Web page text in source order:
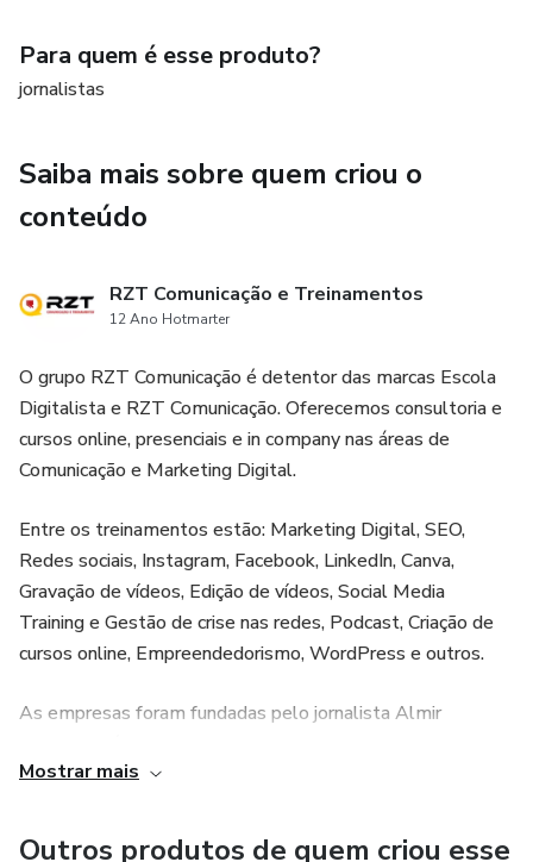
Para quem é esse produto?
jornalistas
Saiba mais sobre quem criou o
conteúdo
RZT Comunicação e Treinamentos
12 Ano Hotmarter
O grupo RZT Comunicação é detentor das marcas Escola
Digitalista e RZT Comunicação. Oferecemos consultoria e
cursos online, presenciais e in company nas áreas de
Comunicação e Marketing Digital.
Entre os treinamentos estão: Marketing Digital, SEO,
Redes sociais, Instagram, Facebook, LinkedIn, Canva,
Gravação de vídeos, Edição de vídeos, Social Media
Training e Gestão de crise nas redes, Podcast, Criação de
cursos online, Empreendedorismo, WordPress e outros.
As empresas foram fundadas pelo jornalista Almir
Relações Públicas. É especialista em Marketing Digital e já
Mostrar mais
Outros produtos de quem criou esse